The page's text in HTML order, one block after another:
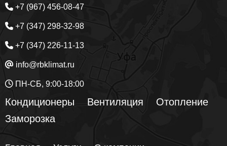
+7 (967) 456-08-47
+7 (347) 298-32-98
+7 (347) 226-11-13
info@rbklimat.ru
ПН-СБ, 9:00-18:00
Кондиционеры Вентиляция
Отопление
Заморозка